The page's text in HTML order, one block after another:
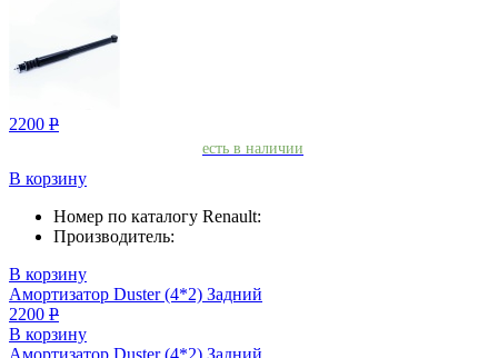
2200 Р
есть в наличии
В корзину
Номер по каталогу Renault:
Производитель:
В корзину
Амортизатор Duster (4*2) Задний
2200 Р
В корзину